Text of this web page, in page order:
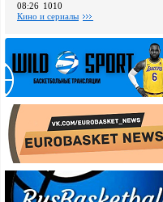
08:26 1010
Кино и сериалы